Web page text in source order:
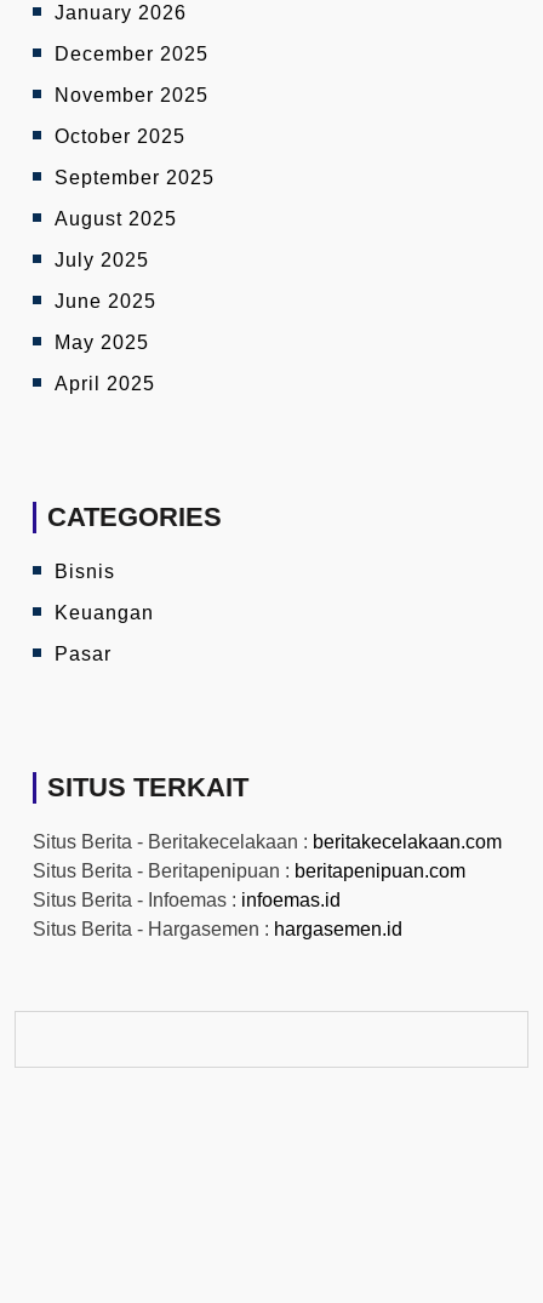
January 2026
December 2025
November 2025
October 2025
September 2025
August 2025
July 2025
June 2025
May 2025
April 2025
CATEGORIES
Bisnis
Keuangan
Pasar
SITUS TERKAIT
Situs Berita - Beritakecelakaan : beritakecelakaan.com
Situs Berita - Beritapenipuan : beritapenipuan.com
Situs Berita - Infoemas : infoemas.id
Situs Berita - Hargasemen : hargasemen.id